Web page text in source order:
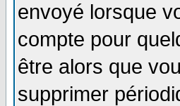
envoyé lorsque
compte pour
être alors que
supprimer